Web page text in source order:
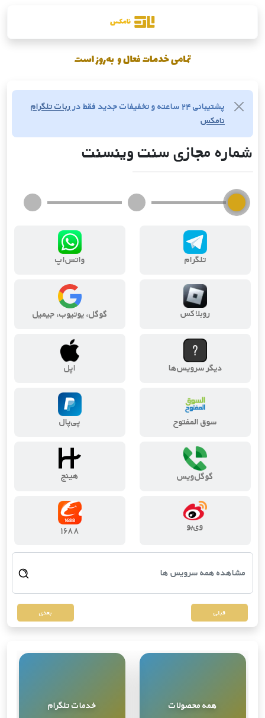
پشتیبانی ۲۴ ساعته و تخفیفات جدید فقط در
ربات تلگرام
نامکس
شماره مجازی سنت وینسنت
تلگرام واتس‌اپ
روبلاکس گوگل، یوتیوب، جیمیل
دیگر سرویس‌ها اپل
سوق المفتوح پی‌پال
گوگل‌ویس هینج
وی‌بو ۱۶۸۸
قبلی بعدی
همه محصولات
خدمات تلگرام